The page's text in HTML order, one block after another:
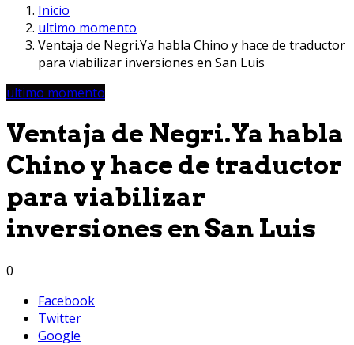
Inicio
ultimo momento
Ventaja de Negri.Ya habla Chino y hace de traductor
para viabilizar inversiones en San Luis
ultimo momento
Ventaja de Negri.Ya habla
Chino y hace de traductor
para viabilizar
inversiones en San Luis
0
Facebook
Twitter
Google